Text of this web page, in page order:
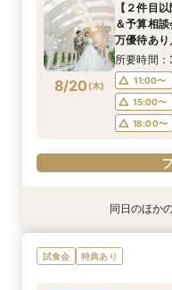
8/19(水)
11:00〜
15:00〜
18:00〜
8/19(水)
所要時間
11:00〜
15:00〜
18:00〜
8/19(水)
11:00〜
15:00〜
18:00〜
8/19(水)
リアン×
会◆
所要時間
11:00〜
15:00〜
18:00〜
8/19(水)
所要時間
11:00〜
15:00〜
18:00〜
8/19(水)
所要時間
11:00〜
15:00〜
18:00〜
8/19(水)
＆貸切邸
所要時間
11:00〜
15:00〜
18:00〜
8/20 (木)
【２件目
＆予算相
万優待あ
リアン×オ
会◆
所要時間
11:00〜
15:00〜
18:00〜
特典あり
【少人数
アットホー
特典あり
【料理重
ブリアン×
【フォト
なんでも相
衣装試着 特典あり
【40～70
＆会場見学
衣装試着 特典あり
【初めて
典＆来館7
特典あり
平日限定
★【来館7
特典あり
《庭園挙式
万など最
同日のほか
試食会 特典あり